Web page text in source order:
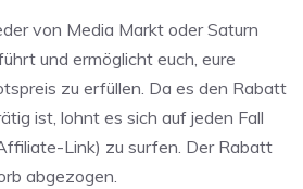
von Media Markt oder Saturn
und ermöglicht euch, eure
zu erfüllen. Da es den Rabatt
ist, lohnt es sich auf jeden Fall
Link) zu surfen. Der Rabatt
abgezogen.